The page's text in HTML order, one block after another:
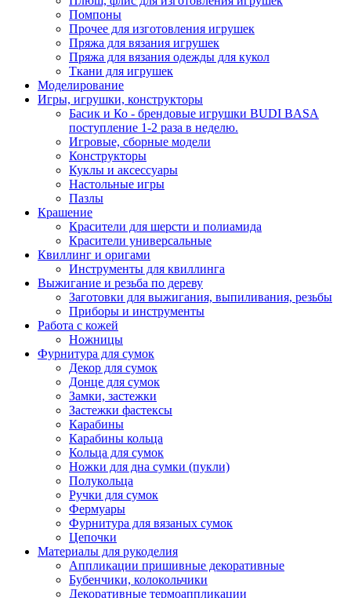
Помпоны
Прочее для изготовления игрушек
Пряжа для вязания игрушек
Пряжа для вязания одежды для кукол
Ткани для игрушек
Моделирование
Игры, игрушки, конструкторы
Басик и Ко - брендовые игрушки BUDI BASA
поступление 1-2 раза в неделю.
Игровые, сборные модели
Конструкторы
Куклы и аксессуары
Настольные игры
Пазлы
Крашение
Красители для шерсти и полиамида
Красители универсальные
Квиллинг и оригами
Инструменты для квиллинга
Выжигание и резьба по дереву
Заготовки для выжигания, выпиливания, резьбы
Приборы и инструменты
Работа с кожей
Ножницы
Фурнитура для сумок
Декор для сумок
Донце для сумок
Замки, застежки
Застежки фастексы
Карабины
Карабины кольца
Кольца для сумок
Ножки для дна сумки (пукли)
Полукольца
Ручки для сумок
Фермуары
Фурнитура для вязаных сумок
Цепочки
Материалы для рукоделия
Аппликации пришивные декоративные
Бубенчики, колокольчики
Декоративные термоаппликации